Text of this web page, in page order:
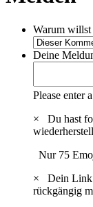
Warum willst
Deine
Please enter
×
Du hast
Nur 75
×
Dein Link
rückgängig